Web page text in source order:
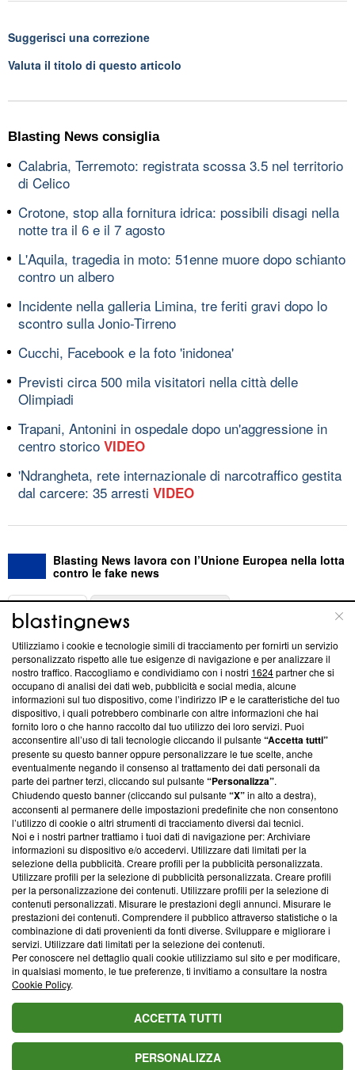
Suggerisci una correzione
Valuta il titolo di questo articolo
Blasting News consiglia
Calabria, Terremoto: registrata scossa 3.5 nel territorio
di Celico
Crotone, stop alla fornitura idrica: possibili disagi nella
notte tra il 6 e il 7 agosto
L'Aquila, tragedia in moto: 51enne muore dopo schianto
contro un albero
Incidente nella galleria Limina, tre feriti gravi dopo lo
scontro sulla Jonio-Tirreno
Cucchi, Facebook e la foto 'inidonea'
Previsti circa 500 mila visitatori nella città delle
Olimpiadi
Trapani, Antonini in ospedale dopo un'aggressione in
centro storico VIDEO
'Ndrangheta, rete internazionale di narcotraffico gestita
dal carcere: 35 arresti VIDEO
Blasting News lavora con l’Unione Europea nella lotta
contro le fake news
ABOUT
Questa sezione offre informazioni trasparenti su Blasting
News, sui nostri processi editoriali e su come ci impegniamo a
creare news di qualità. Inoltre, afferma la nostra aderenza a
‘Trust Project - News with Integrity’Blasting News non è
ancora membro del programma, ma ha richiesto di farne
parte; Trust Project non ha ancora effettuato una verifica di
conformità agli standard.
Su di noi
Team editoriale
Corporate
Redazione
Informativa Privacy
Cookie Policy
Blasting SA, IDI CHE-247.845.224, Via Carlo Frasca, 3 - 6900
Lugano (Svizzera) Tel:+39 0690258937
© 2026 Blasting News
Utilizziamo i cookie e tecnologie simili di tracciamento per fornirti un servizio
personalizzato rispetto alle tue esigenze di navigazione e per analizzare il
nostro traffico. Raccogliamo e condividiamo con i nostri 1624partner che si
occupano di analisi dei dati web, pubblicità e social media, alcune
informazioni sul tuo dispositivo, come l’indirizzo IP e le caratteristiche del tuo
dispositivo, i quali potrebbero combinarle con altre informazioni che hai
fornito loro o che hanno raccolto dal tuo utilizzo dei loro servizi. Puoi
acconsentire all’uso di tali tecnologie cliccando il pulsante“Accetta tutti”
presente su questo banner oppure personalizzare le tue scelte, anche
eventualmente negando il consenso al trattamento dei dati personali da
parte dei partner terzi, cliccando sul pulsante“Personalizza”.
Chiudendo questo banner (cliccando sul pulsante“X”in alto a destra),
acconsenti al permanere delle impostazioni predefinite che non consentono
l’utilizzo di cookie o altri strumenti di tracciamento diversi dai tecnici.
Noi e i nostri partner trattiamo i tuoi dati di navigazione per: Archiviare
informazioni su dispositivo e/o accedervi. Utilizzare dati limitati per la
selezione della pubblicità. Creare profili per la pubblicità personalizzata.
Utilizzare profili per la selezione di pubblicità personalizzata. Creare profili
per la personalizzazione dei contenuti. Utilizzare profili per la selezione di
contenuti personalizzati. Misurare le prestazioni degli annunci. Misurare le
prestazioni dei contenuti. Comprendere il pubblico attraverso statistiche o la
combinazione di dati provenienti da fonti diverse. Sviluppare e migliorare i
servizi. Utilizzare dati limitati per la selezione dei contenuti.
Per conoscere nel dettaglio quali cookie utilizziamo sul sito e per modificare,
in qualsiasi momento, le tue preferenze, ti invitiamo a consultare la nostra
Cookie Policy.
ACCETTA TUTTI
PERSONALIZZA